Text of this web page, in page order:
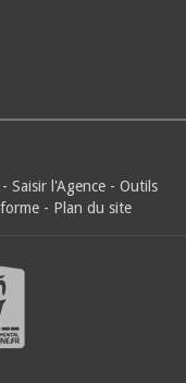
- Saisir l'Agence - Outils
- Plan du site